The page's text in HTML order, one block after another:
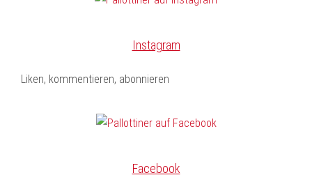
Instagram
Liken, kommentieren, abonnieren
Facebook